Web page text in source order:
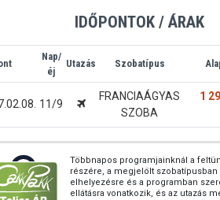
IDŐPONTOK / ÁRAK
Nap/
éj
Utazás Szobatípus
11/9
FRANCIAÁGYAS
SZOBA
1
felár: 268.000 Ft
kb. 15.000 Ft, ügyintézési díjjal.
Többnapos programjainknál a
részére, a megjelölt szobatípusban
elhelyezésre és a programban
ellátásra vonatkozik, és az utazás